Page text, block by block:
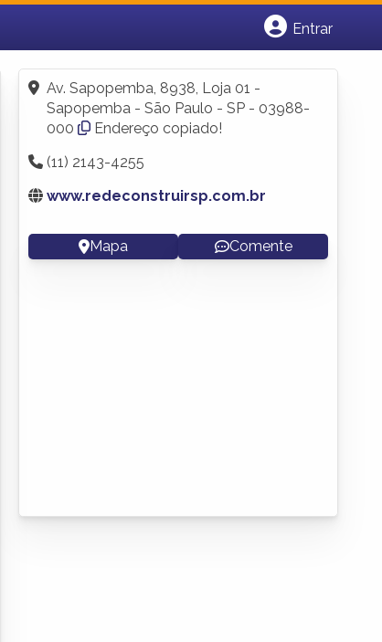
Entrar
Fazer login
Criar conta
Av. Sapopemba, 8938, Loja 01 -
Sapopemba - São Paulo - SP - 03988-
000
Endereço copiado!
(11) 2143-4255
www.redeconstruirsp.com.br
Mapa Comente